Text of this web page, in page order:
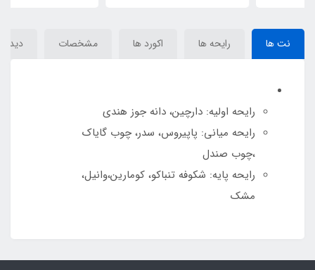
نت ها رایحه ها اکورد ها مشخصات
رایحه اولیه: دارچين، دانه جوز هندي
رایحه میانی: پاپيروس، سدر، چوب گاياک
،چوب صندل
رایحه پایه: شکوفه تنباکو، کومارين،وانيل،
مشک